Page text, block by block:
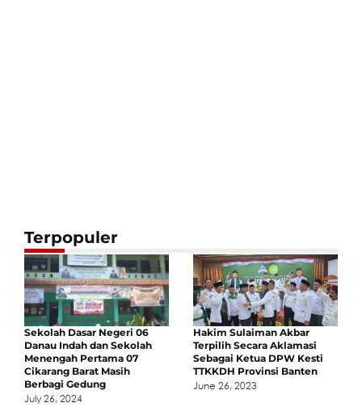
Terpopuler
Sekolah Dasar Negeri 06
Danau Indah dan Sekolah
Menengah Pertama 07
Cikarang Barat Masih
Berbagi Gedung
July 26, 2024
Hakim Sulaiman Akbar
Terpilih Secara Aklamasi
Sebagai Ketua DPW Kesti
TTKKDH Provinsi Banten
June 26, 2023